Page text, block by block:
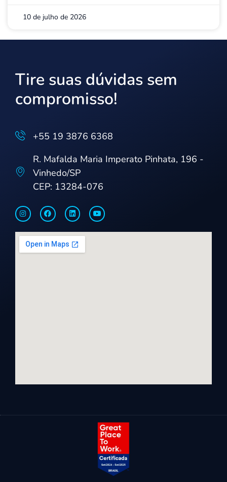
10 de julho de 2026
Tire suas dúvidas sem
compromisso!
+55 19 3876 6368
R. Mafalda Maria Imperato Pinhata, 196 -
Vinhedo/SP
CEP: 13284-076